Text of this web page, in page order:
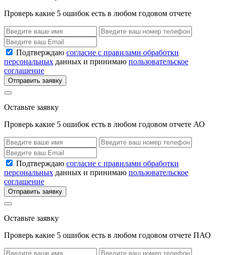
Проверь какие 5 ошибок есть в любом годовом отчете
Подтверждаю согласие с правилами обработки
персональных данных и принимаю пользовательское
соглашение
Отправить заявку
Оставьте заявку
Проверь какие 5 ошибок есть в любом годовом отчете АО
Подтверждаю согласие с правилами обработки
персональных данных и принимаю пользовательское
соглашение
Отправить заявку
Оставьте заявку
Проверь какие 5 ошибок есть в любом годовом отчете ПАО